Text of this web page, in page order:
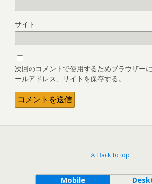
サイト
次回のコメントで使用するためブラウザー
ールアドレス、サイトを保存する。
Back to top
Mobile